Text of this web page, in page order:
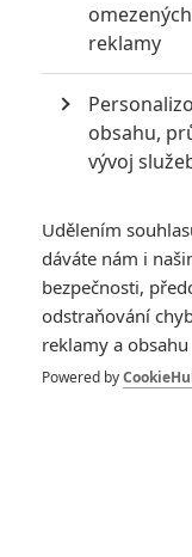
POSLEDNÍ
ČLÁNEK | 01.08.2026
Marvel nečekaně
拆彈專家
1 ČLÁNEK | 30.07.2026
Děti krve a kostí:
dobrodružství s vůní
Spider-Man: Zbrusu
reklamy
obsahu,
vývoj
Udělením
dáváte nám i
bezpečnosti,
odstraňování
reklamy a obsahu
Powered by